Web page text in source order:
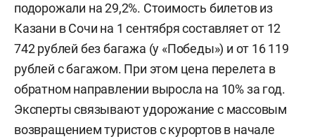
подорожали на 29,2%. Стоимость билетов из
Казани в Сочи на 1 сентября составляет от 12
742 рублей без багажа (у «Победы») и от 16 119
рублей с багажом. При этом цена перелета в
обратном направлении выросла на 10% за год.
Эксперты связывают удорожание с массовым
возвращением туристов с курортов в начале